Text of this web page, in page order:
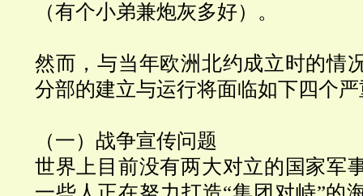
（有个小弟兼炮灰多好）。
然而，与当年欧洲北约成立时的情
分部的建立与运行将面临如下四个
（一）战争宣传问题
世界上目前没有两大对立的国家军